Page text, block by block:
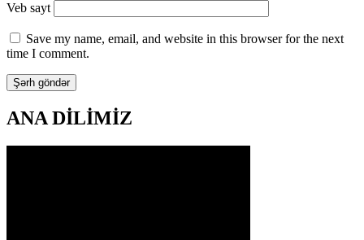
Veb sayt
Save my name, email, and website in this browser for the next
time I comment.
ANA DİLİMİZ